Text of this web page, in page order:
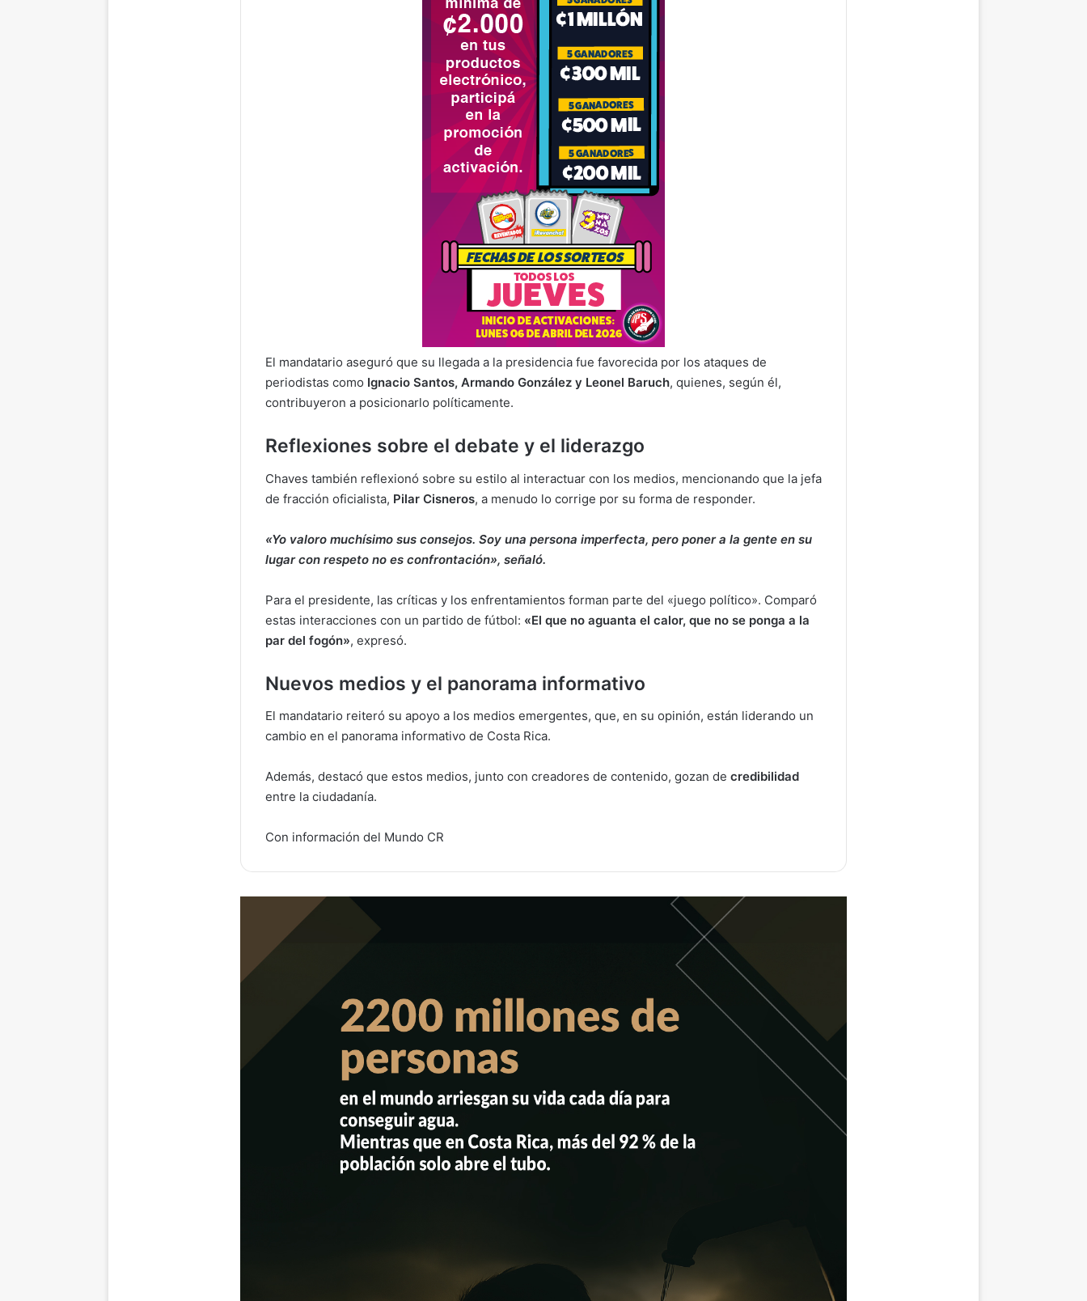
El mandatario aseguró que su llegada a la presidencia fue favorecida por los ataques de
periodistas como Ignacio Santos, Armando González y Leonel Baruch, quienes, según él,
contribuyeron a posicionarlo políticamente.
Reflexiones sobre el debate y el liderazgo
Chaves también reflexionó sobre su estilo al interactuar con los medios, mencionando que la jefa
de fracción oficialista, Pilar Cisneros, a menudo lo corrige por su forma de responder.
«Yo valoro muchísimo sus consejos. Soy una persona imperfecta, pero poner a la gente en su
lugar con respeto no es confrontación», señaló.
Para el presidente, las críticas y los enfrentamientos forman parte del «juego político». Comparó
estas interacciones con un partido de fútbol: «El que no aguanta el calor, que no se ponga a la
par del fogón», expresó.
Nuevos medios y el panorama informativo
El mandatario reiteró su apoyo a los medios emergentes, que, en su opinión, están liderando un
cambio en el panorama informativo de Costa Rica.
Además, destacó que estos medios, junto con creadores de contenido, gozan de credibilidad
entre la ciudadanía.
Con información del Mundo CR